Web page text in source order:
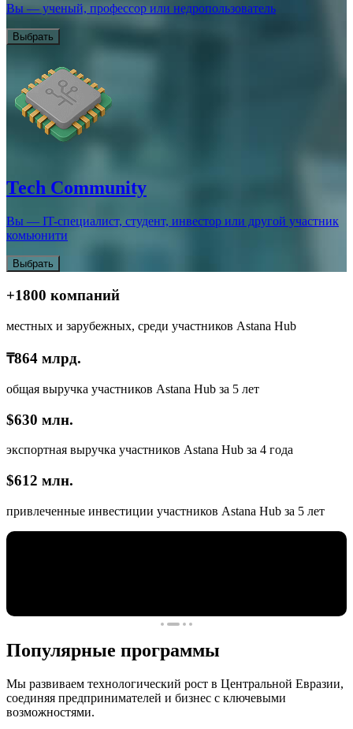
Вы — ученый, профессор или недропользователь
Выбрать
Теch Community
Вы — IT-специалист, студент, инвестор или другой участник
комьюнити
Выбрать
+1800 компаний
местных и зарубежных, среди участников Astana Hub
₸864 млрд.
общая выручка участников Astana Hub за 5 лет
$630 млн.
экспортная выручка участников Astana Hub за 4 года
$612 млн.
привлеченные инвестиции участников Astana Hub за 5 лет
Популярные программы
Мы развиваем технологический рост в Центральной Евразии,
соединяя предпринимателей и бизнес с ключевыми
возможностями.